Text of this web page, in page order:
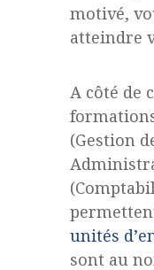
motivé,
atteindre
A côté de
(Gestion
unités
sont au